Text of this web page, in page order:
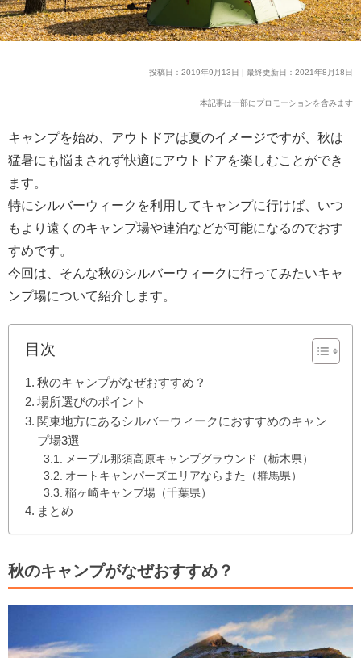
投稿日：2019年9月13日 | 最終更新日：2021年8月18日
本記事は一部にプロモーションを含みます
キャンプを始め、アウトドアは夏のイメージですが、秋は
猛暑にも悩まされず快適にアウトドアを楽しむことができ
ます。
特にシルバーウィークを利用してキャンプに行けば、いつ
もより遠くのキャンプ場や連泊などが可能になるのでおす
すめです。
今回は、そんな秋のシルバーウィークに行ってみたいキャ
ンプ場について紹介します。
目次
秋のキャンプがなぜおすすめ？
場所選びのポイント
関東地方にあるシルバーウィークにおすすめのキャン
プ場3選
メープル那須高原キャンプグラウンド（栃木県）
オートキャンパーズエリアならまた（群馬県）
稲ヶ崎キャンプ場（千葉県）
まとめ
秋のキャンプがなぜおすすめ？